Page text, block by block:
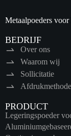
Metaalpoeders
BEDRIJF
Over ons
Waarom wij
Sollicitatie
PRODUCT
Legeringspoeder